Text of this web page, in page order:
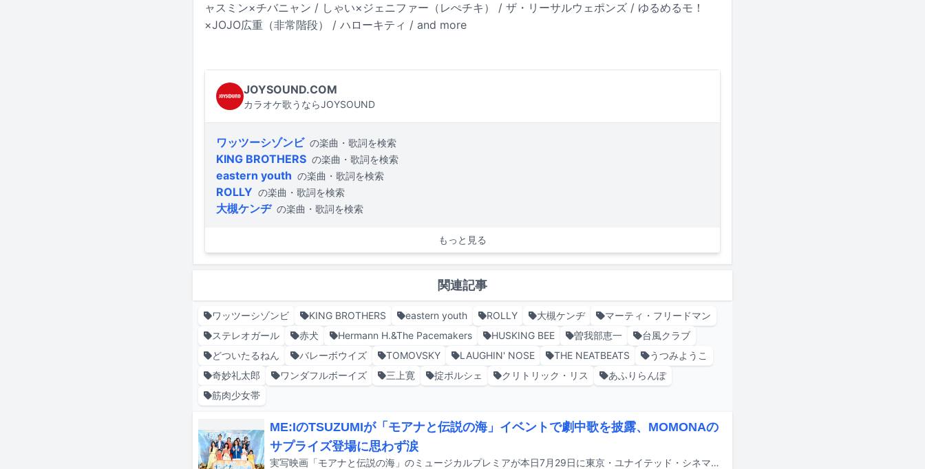
ャスミン×チバニャン / しゃい×ジェニファー（レぺチキ） / ザ・リーサルウェポンズ / ゆるめるモ！
×JOJO広重（非常階段） / ハローキティ / and more
JOYSOUND.COM
カラオケ歌うならJOYSOUND
ワッツーシゾンビ の楽曲・歌詞を検索
KING BROTHERS の楽曲・歌詞を検索
eastern youth の楽曲・歌詞を検索
ROLLY の楽曲・歌詞を検索
大槻ケンヂ の楽曲・歌詞を検索
もっと見る
関連記事
ワッツーシゾンビ KING BROTHERS eastern youth ROLLY 大槻ケンヂ
マーティ・フリードマン
ステレオガール
赤犬 Hermann H.&The Pacemakers HUSKING BEE 曽我部恵一
台風クラブ
どついたるねん
バレーボウイズ TOMOVSKY LAUGHIN' NOSE THE NEATBEATS
うつみようこ
奇妙礼太郎
ワンダフルボーイズ 三上寛 掟ポルシェ クリトリック・リス
あふりらんぽ
筋肉少女帯
ME:IのTSUZUMIが「モアナと伝説の海」イベントで劇中歌を披露、MOMONAの
サプライズ登場に思わず涙
実写映画「モアナと伝説の海」のミュージカルプレミアが本日7月29日に東京・ユナイテッド・シネマ豊洲で開催され、主人公・モアナの日本版声優を務めるME:IのTSUZUMIらが登壇した。